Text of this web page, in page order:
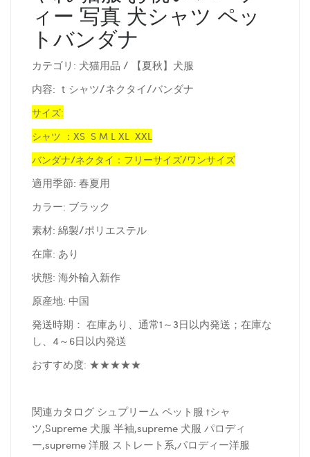
ィー 写真 犬シャツ ペッ
トバンダナ
カテゴリ: 犬猫用品 / 【夏秋】犬服
内容: ｔシャツ/ネクタイ/バンダナ
サイズ:
シャツ ：XS S M L XL XXL
バンダナ/ネクタイ：フリーサイズ/ワンサイズ
適用季節: 春夏用
カラー: ブラック
素材: 綿製/ポリエステル
在庫: あり
状態: 海外輸入新作
原産地: 中国
発送時期： 在庫あり、通常1～3日以内発送；在庫な
し、4～6日以内発送
おすすめ度: ★★★★★
関連カタログ シュプリーム ペット服 tシャ
ツ,Supreme 犬服 半袖,supreme 犬服 パロディ
ー,supreme 洋服 ストレート系,パロディー洋服